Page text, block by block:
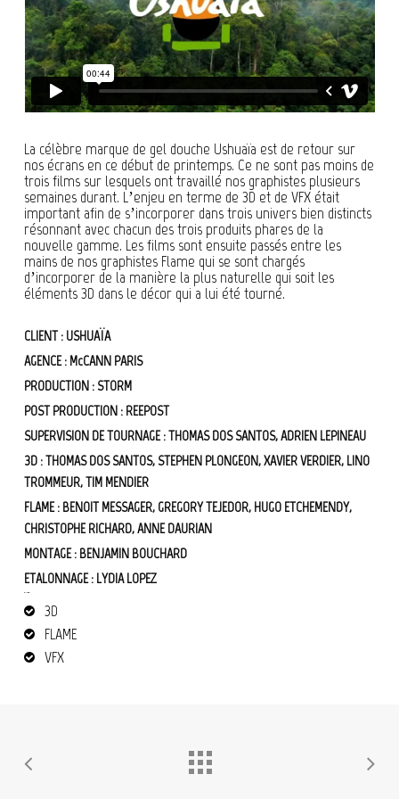
La célèbre marque de gel douche Ushuaïa est de retour sur
nos écrans en ce début de printemps. Ce ne sont pas moins de
trois films sur lesquels ont travaillé nos graphistes plusieurs
semaines durant. L’enjeu en terme de 3D et de VFX était
important afin de s’incorporer dans trois univers bien distincts
résonnant avec chacun des trois produits phares de la
nouvelle gamme. Les films sont ensuite passés entre les
mains de nos graphistes Flame qui se sont chargés
d’incorporer de la manière la plus naturelle qui soit les
éléments 3D dans le décor qui a lui été tourné.
CLIENT : USHUAÏA
AGENCE : McCANN PARIS
PRODUCTION : STORM
POST PRODUCTION : REEPOST
SUPERVISION DE TOURNAGE : THOMAS DOS SANTOS, ADRIEN LEPINEAU
3D : THOMAS DOS SANTOS, STEPHEN PLONGEON, XAVIER VERDIER, LINO
TROMMEUR, TIM MENDIER
FLAME : BENOIT MESSAGER, GREGORY TEJEDOR, HUGO ETCHEMENDY,
CHRISTOPHE RICHARD, ANNE DAURIAN
MONTAGE : BENJAMIN BOUCHARD
ETALONNAGE : LYDIA LOPEZ
3D
FLAME
VFX